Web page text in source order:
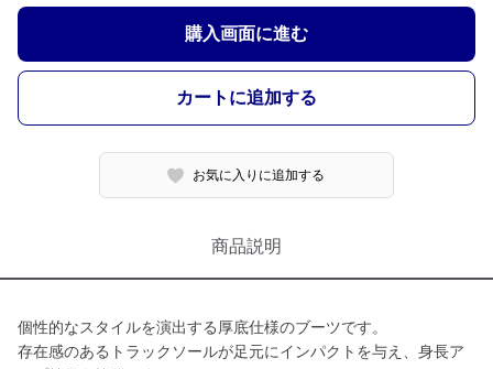
購入画面に進む
カートに追加する
お気に入りに追加する
商品説明
個性的なスタイルを演出する厚底仕様のブーツです。
存在感のあるトラックソールが足元にインパクトを与え、身長ア